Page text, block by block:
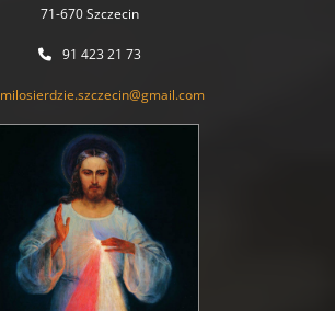
71-670 Szczecin
91 423 21 73
milosierdzie.szczecin@gmail.com